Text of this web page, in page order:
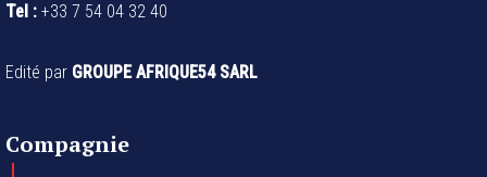
Tel : +33 7 54 04 32 40
Edité par GROUPE AFRIQUE54 SARL
Compagnie